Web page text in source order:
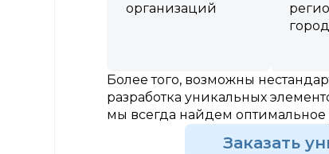
организаций
Более того, возможны
разработка уникальных
мы всегда найдем
Заказать